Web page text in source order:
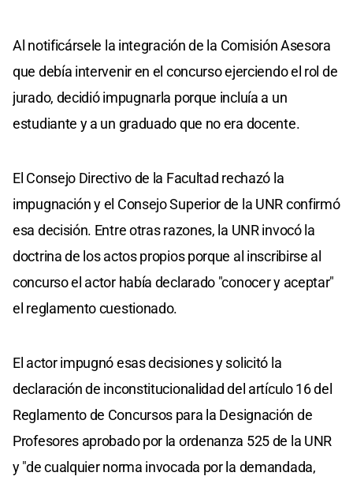
Al notificársele la integración de la Comisión Asesora
que debía intervenir en el concurso ejerciendo el rol de
jurado, decidió impugnarla porque incluía a un
estudiante y a un graduado que no era docente.
El Consejo Directivo de la Facultad rechazó la
impugnación y el Consejo Superior de la UNR confirmó
esa decisión. Entre otras razones, la UNR invocó la
doctrina de los actos propios porque al inscribirse al
concurso el actor había declarado "conocer y aceptar"
el reglamento cuestionado.
El actor impugnó esas decisiones y solicitó la
declaración de inconstitucionalidad del artículo 16 del
Reglamento de Concursos para la Designación de
Profesores aprobado por la ordenanza 525 de la UNR
y "de cualquier norma invocada por la demandada,